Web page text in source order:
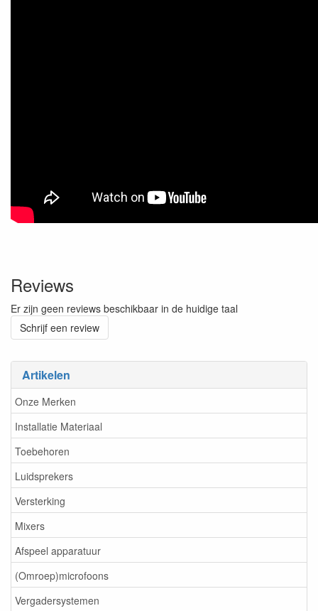
Artikelen
Onze Merken
Installatie Materiaal
Toebehoren
Luidsprekers
Versterking
Mixers
Afspeel apparatuur
(Omroep)microfoons
Vergadersystemen
Reviews
Er zijn geen reviews beschikbaar in de huidige taal
Schrijf een review